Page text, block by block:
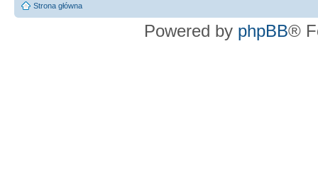
Strona główna
Powered by phpBB®